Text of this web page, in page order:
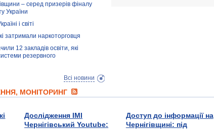
– серед призерів фіналу
України
і світі
затримали наркоторговця
12 закладів освіти, які
резервного
Всі новини
МОНІТОРИНГ
Дослідження ІМІ
Чернігівський Youtube:
Доступ до інформації на
Чернігівщині: під